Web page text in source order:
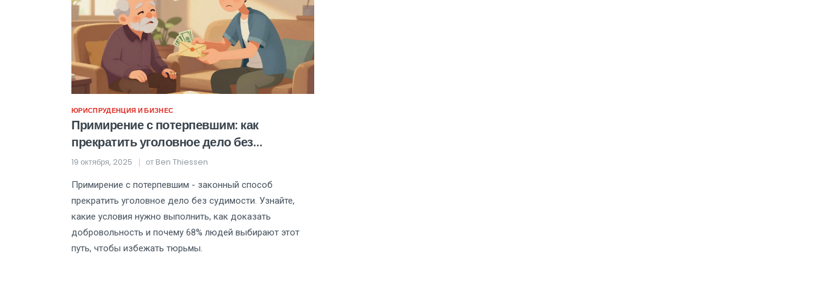
ЮРИСПРУДЕНЦИЯ И БИЗНЕС
Примирение с потерпевшим: как
прекратить уголовное дело без
судимости
19 октября, 2025 от Ben Thiessen
Примирение с потерпевшим - законный способ
прекратить уголовное дело без судимости. Узнайте,
какие условия нужно выполнить, как доказать
добровольность и почему 68% людей выбирают этот
путь, чтобы избежать тюрьмы.